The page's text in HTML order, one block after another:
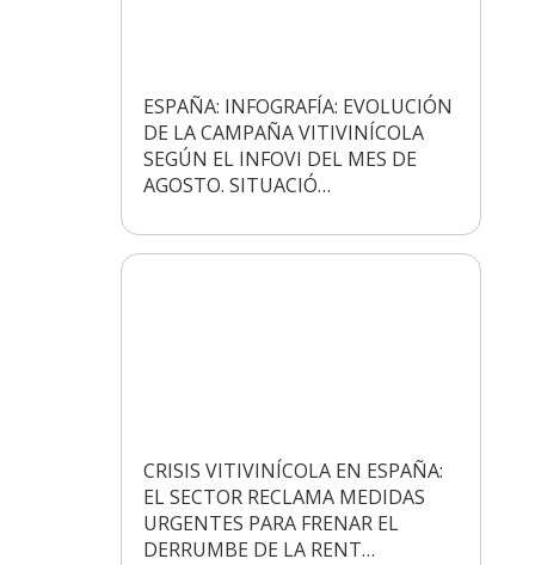
ESPAÑA: INFOGRAFÍA: EVOLUCIÓN
DE LA CAMPAÑA VITIVINÍCOLA
SEGÚN EL INFOVI DEL MES DE
AGOSTO. SITUACIÓ…
CRISIS VITIVINÍCOLA EN ESPAÑA:
EL SECTOR RECLAMA MEDIDAS
URGENTES PARA FRENAR EL
DERRUMBE DE LA RENT…